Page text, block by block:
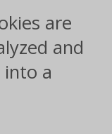
are
and
into a